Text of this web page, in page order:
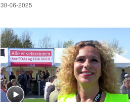
30-06-2025